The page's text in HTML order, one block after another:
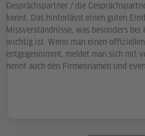
Gesprächspartner / die
kennt. Das hinterlässt einen guten
Missverständnisse, was besonders
wichtig ist. Wenn man einen
entgegennimmt, meldet man sich mit
nennt auch den Firmennamen und